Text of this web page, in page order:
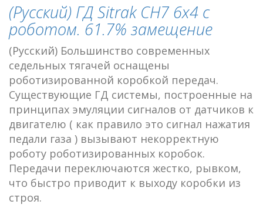
(Русский) ГД Sitrak CH7 6х4 с
роботом. 61.7% замещение
(Русский) Большинство современных
седельных тягачей оснащены
роботизированной коробкой передач.
Существующие ГД системы, построенные на
принципах эмуляции сигналов от датчиков к
двигателю ( как правило это сигнал нажатия
педали газа ) вызывают некорректную
роботу роботизированных коробок.
Передачи переключаются жестко, рывком,
что быстро приводит к выходу коробки из
строя.